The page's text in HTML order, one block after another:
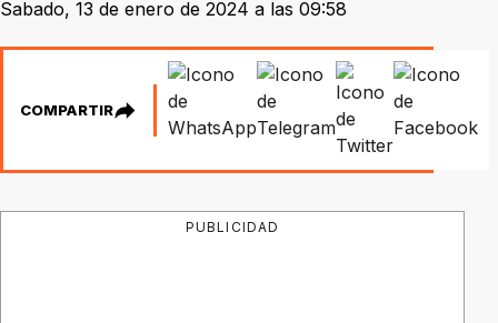
Sabado, 13 de enero de 2024 a las 09:58
COMPARTIR
PUBLICIDAD